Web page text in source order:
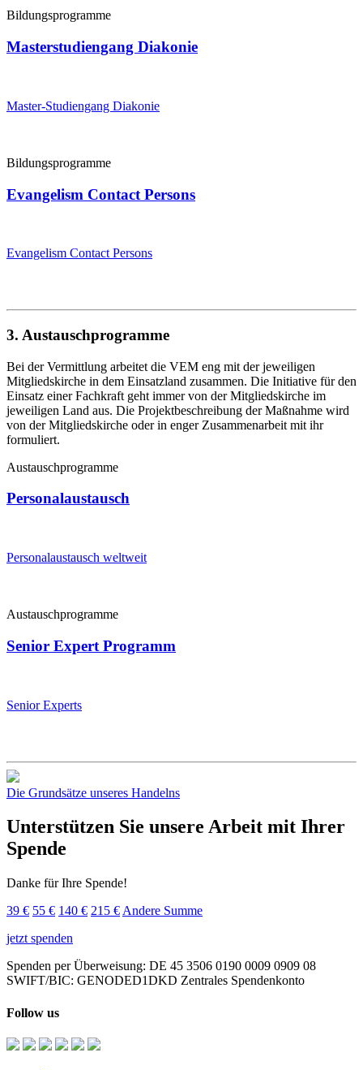
Bildungsprogramme
Masterstudiengang Diakonie
Master-Studiengang Diakonie
Bildungsprogramme
Evangelism Contact Persons
Evangelism Contact Persons
3. Austauschprogramme
Bei der Vermittlung arbeitet die VEM eng mit der jeweiligen
Mitgliedskirche in dem Einsatzland zusammen. Die Initiative für den
Einsatz einer Fachkraft geht immer von der Mitgliedskirche im
jeweiligen Land aus. Die Projektbeschreibung der Maßnahme wird
von der Mitgliedskirche oder in enger Zusammenarbeit mit ihr
formuliert.
Austauschprogramme
Personalaustausch
Personalaustausch weltweit
Austauschprogramme
Senior Expert Programm
Senior Experts
Die Grundsätze unseres Handelns
Unterstützen Sie unsere Arbeit mit Ihrer
Spende
Danke für Ihre Spende!
39 € 55 € 140 € 215 € Andere Summe
jetzt spenden
Spenden per Überweisung: DE 45 3506 0190 0009 0909 08
SWIFT/BIC: GENODED1DKD Zentrales Spendenkonto
Follow us